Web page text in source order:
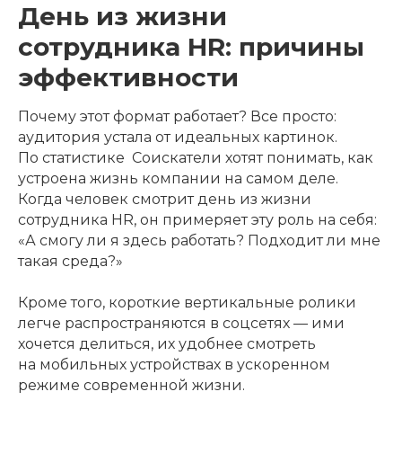
День из жизни
сотрудника HR: причины
эффективности
Почему этот формат работает? Все просто:
аудитория устала от идеальных картинок.
По статистике Соискатели хотят понимать, как
устроена жизнь компании на самом деле.
Когда человек смотрит день из жизни
сотрудника HR, он примеряет эту роль на себя:
«А смогу ли я здесь работать? Подходит ли мне
такая среда?»
Кроме того, короткие вертикальные ролики
легче распространяются в соцсетях — ими
хочется делиться, их удобнее смотреть
на мобильных устройствах в ускоренном
режиме современной жизни.